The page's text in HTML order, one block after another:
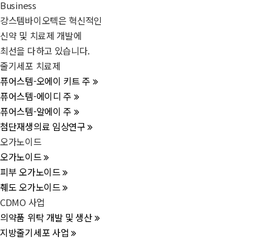
Business
강스템바이오텍은 혁신적인
신약 및 치료제 개발에
최선을 다하고 있습니다.
줄기세포 치료제
퓨어스템-오에이 키트 주
퓨어스템-에이디 주
퓨어스템-알에이 주
첨단재생의료 임상연구
오가노이드
오가노이드
피부 오가노이드
췌도 오가노이드
CDMO 사업
의약품 위탁 개발 및 생산
지방줄기세포 사업